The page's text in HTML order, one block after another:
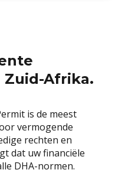
Afrika.
is de meest
vermogende
rechten en
dat uw financiële
DHA-normen.